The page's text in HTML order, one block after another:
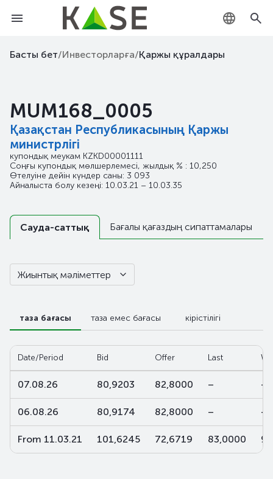
KZ
Басты бет/Инвесторларға/Қаржы құралдары
MUM168_0005
Қазақстан Республикасының Қаржы
министрлігі
купондық меукам KZKD00001111
Соңғы купондық мөлшерлемесі, жылдық % : 10,250
Өтелуіне дейін күндер саны: 3 093
Айналыста болу кезеңі: 10.03.21 – 10.03.35
Сауда-саттық Бағалы қағаздың сипаттамалары
Жиынтық мәліметтер
таза бағасы таза емес бағасы кірістілігі
Date/Period Bid Offer Last
07.08.26 80,9203 82,8000 – –
06.08.26 80,9174 82,8000 – –
From 11.03.21 101,6245 72,6719 83,0000